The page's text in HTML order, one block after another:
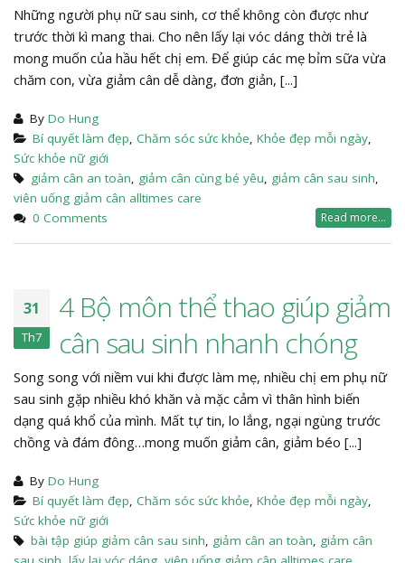
Những người phụ nữ sau sinh, cơ thể không còn được như
trước thời kì mang thai. Cho nên lấy lại vóc dáng thời trẻ là
mong muốn của hầu hết chị em. Để giúp các mẹ bỉm sữa vừa
chăm con, vừa giảm cân dễ dàng, đơn giản, [...]
By Do Hung
Bí quyết làm đẹp, Chăm sóc sức khỏe, Khỏe đẹp mỗi ngày,
Sức khỏe nữ giới
giảm cân an toàn, giảm cân cùng bé yêu, giảm cân sau sinh,
viên uống giảm cân alltimes care
0 Comments
Read more...
31
Th7
4 Bộ môn thể thao giúp giảm
cân sau sinh nhanh chóng
Song song với niềm vui khi được làm mẹ, nhiều chị em phụ nữ
sau sinh gặp nhiều khó khăn và mặc cảm vì thân hình biến
dạng quá khổ của mình. Mất tự tin, lo lắng, ngại ngùng trước
chồng và đám đông…mong muốn giảm cân, giảm béo [...]
By Do Hung
Bí quyết làm đẹp, Chăm sóc sức khỏe, Khỏe đẹp mỗi ngày,
Sức khỏe nữ giới
bài tập giúp giảm cân sau sinh, giảm cân an toàn, giảm cân